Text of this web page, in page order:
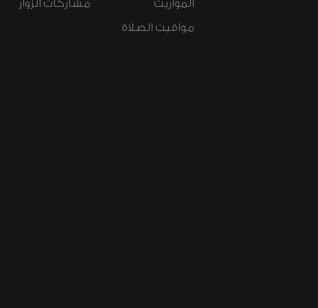
المواريث
مواقيت الصلاة
مشاركات الزوار